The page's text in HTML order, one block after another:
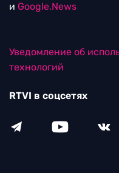
и Google.News
Уведомление об
технологий
RTVI в соцсетях